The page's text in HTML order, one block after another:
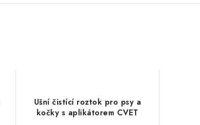
Ušní čistící roztok pro psy a
kočky s aplikátorem CVET